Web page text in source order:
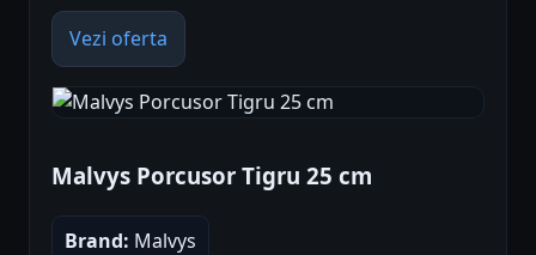
Vezi oferta
Malvys Porcusor Tigru 25 cm
Brand: Malvys